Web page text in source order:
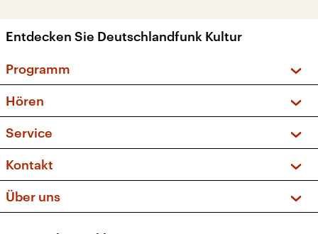
Entdecken Sie Deutschlandfunk Kultur
Programm
Sendungen und Podcasts
Musikliste
Kakadu – Das Kinderprogramm
Hören
Frequenzen (UKW + DAB+)
Service
FAQ
Apps
Newsletter
Kontakt
Social Media
Über uns